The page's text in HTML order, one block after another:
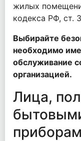
жилых
кодекса РФ, ст.
Выбирайте
необходимо
обслуживание
организацией.
Лица,